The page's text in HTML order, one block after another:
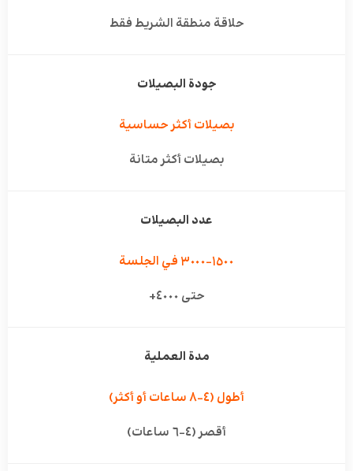
حلاقة منطقة الشريط فقط
بصيلات أكثر حساسية
جودة البصيلات
بصيلات أكثر متانة
١٥٠٠–٣٠٠٠ في الجلسة
عدد البصيلات
حتى ٤٠٠٠+
أطول (٤–٨ ساعات أو أكثر)
مدة العملية
أقصر (٤–٦ ساعات)